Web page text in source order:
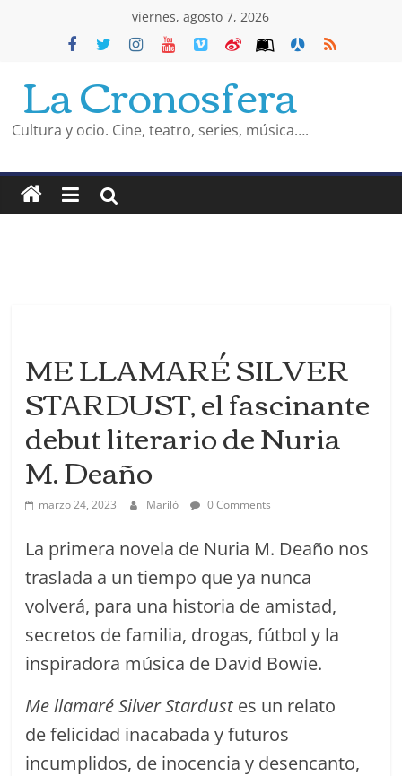
viernes, agosto 7, 2026
La Cronosfera
Cultura y ocio. Cine, teatro, series, música….
ME LLAMARÉ SILVER
STARDUST, el fascinante
debut literario de Nuria
M. Deaño
marzo 24, 2023 Mariló 0 Comments
La primera novela de Nuria M. Deaño nos
traslada a un tiempo que ya nunca
volverá, para una historia de amistad,
secretos de familia, drogas, fútbol y la
inspiradora música de David Bowie.
Me llamaré Silver Stardust es un relato
de felicidad inacabada y futuros
incumplidos, de inocencia y desencanto,